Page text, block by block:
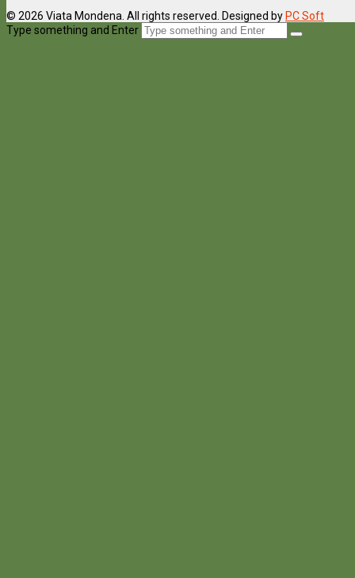
© 2026 Viata Mondena. All rights reserved. Designed by PC Soft
Type something and Enter